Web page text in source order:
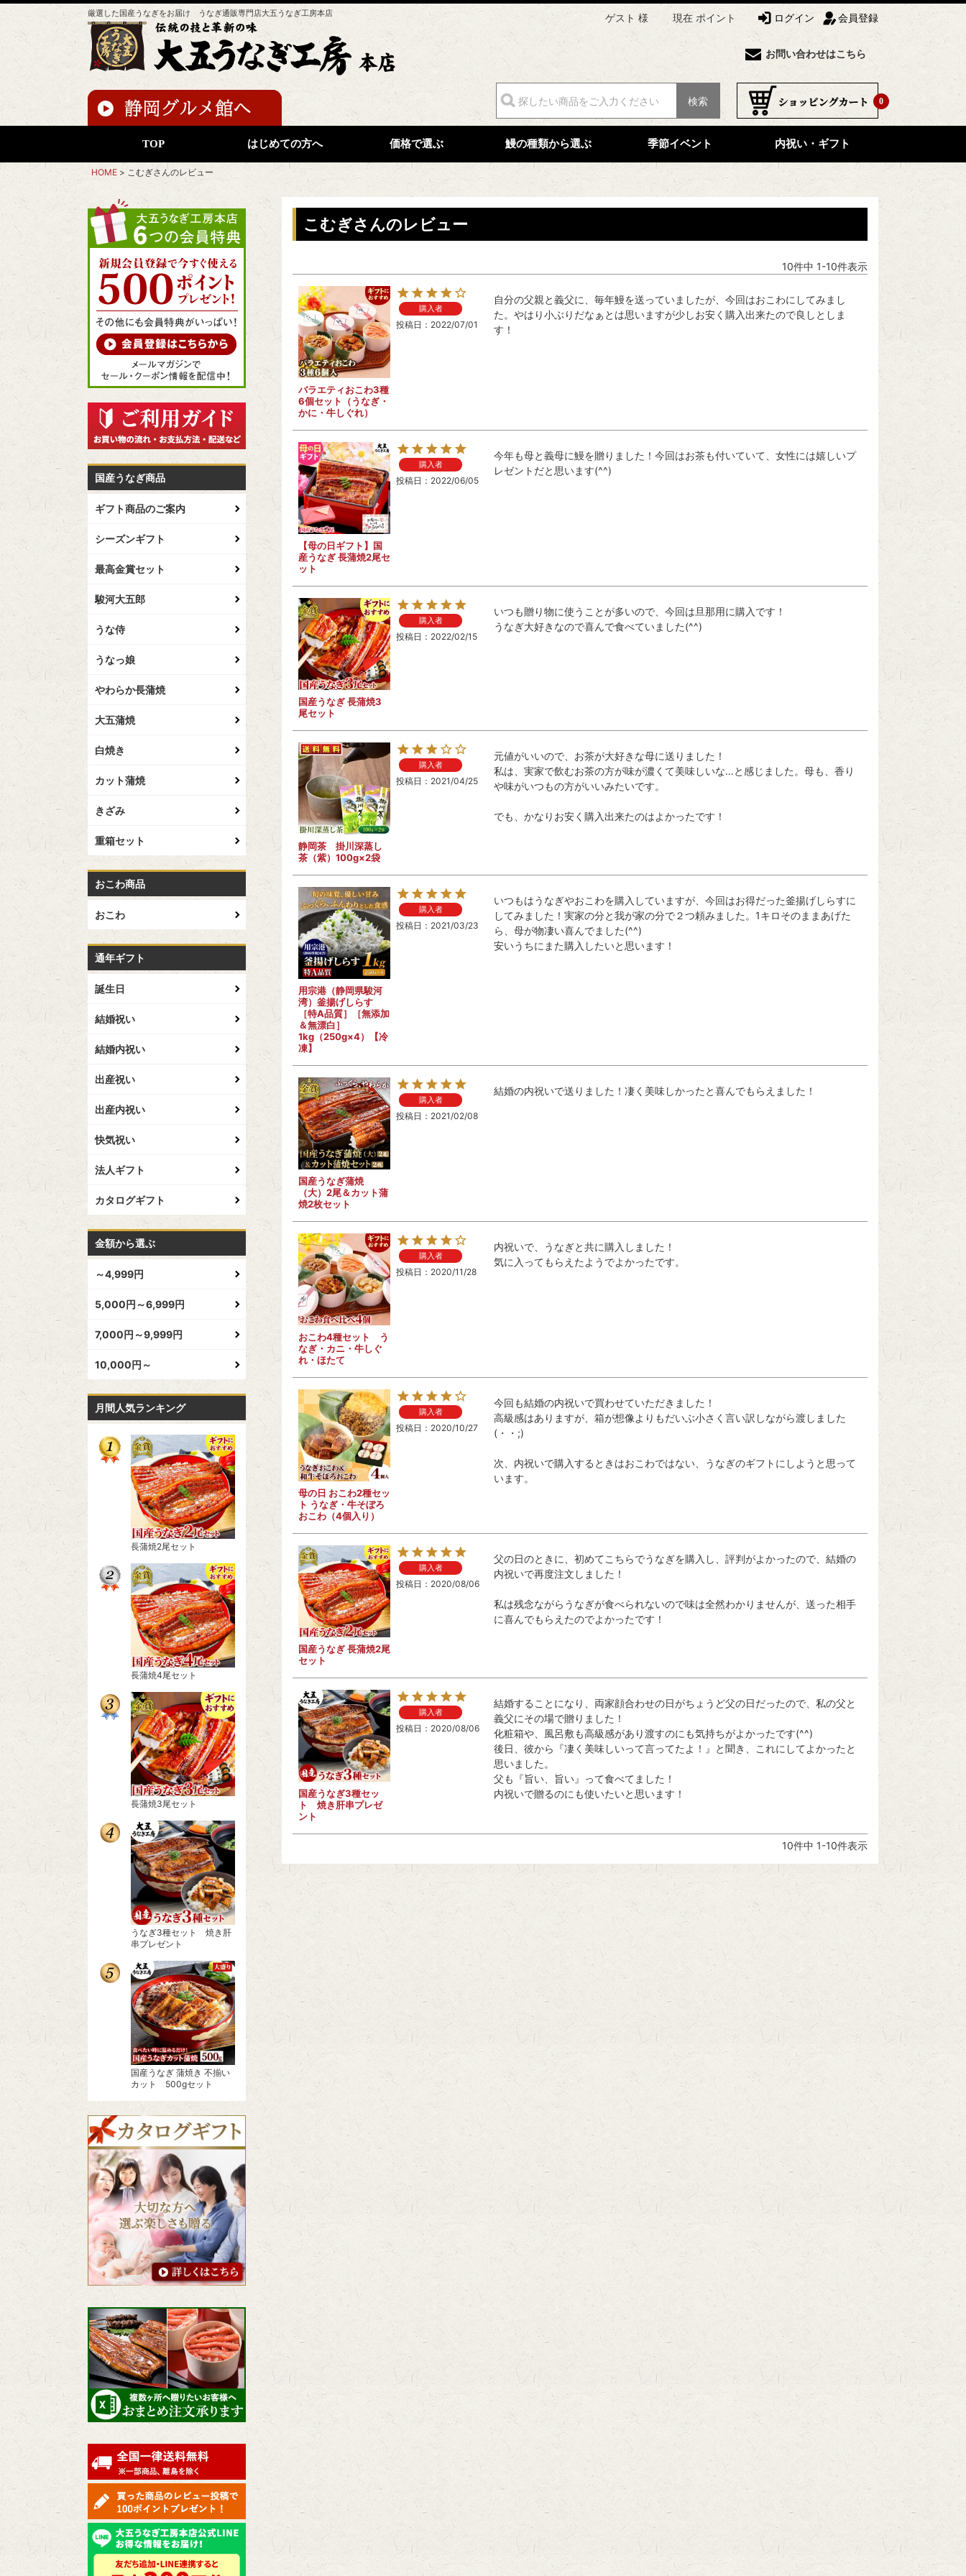
厳選した国産うなぎをお届け うなぎ通販専門店大五うなぎ工房本店 ゲスト 様 現在 ポイント ログイン 会員登録
お問い合わせはこちら
0
検索
TOP はじめての方へ 価格で選ぶ 鰻の種類から選ぶ 季節イベント 内祝い・ギフト
HOME こむぎさんのレビュー
国産うなぎ商品
ギフト商品のご案内
シーズンギフト
最高金賞セット
駿河大五郎
うな侍
うなっ娘
やわらか長蒲焼
大五蒲焼
白焼き
カット蒲焼
きざみ
重箱セット
おこわ商品
おこわ
通年ギフト
誕生日
結婚祝い
結婚内祝い
出産祝い
出産内祝い
快気祝い
法人ギフト
カタログギフト
金額から選ぶ
～4,999円
5,000円～6,999円
7,000円～9,999円
10,000円～
月間人気ランキング
長蒲焼2尾セット
長蒲焼4尾セット
長蒲焼3尾セット
うなぎ3種セット 焼き肝
串プレゼント
国産うなぎ 蒲焼き 不揃い
カット 500gセット
こむぎさんのレビュー
10件中 1-10件表示
バラエティおこわ3種
6個セット（うなぎ・
かに・牛しぐれ）
購入者
投稿日 2022/07/01
自分の父親と義父に、毎年鰻を送っていましたが、今回はおこわにしてみまし
た。やはり小ぶりだなぁとは思いますが少しお安く購入出来たので良しとしま
す！
【母の日ギフト】国
産うなぎ 長蒲焼2尾セ
ット
購入者
投稿日 2022/06/05
今年も母と義母に鰻を贈りました！今回はお茶も付いていて、女性には嬉しいプ
レゼントだと思います(^^)
国産うなぎ 長蒲焼3
尾セット
購入者
投稿日 2022/02/15
いつも贈り物に使うことが多いので、今回は旦那用に購入です！
うなぎ大好きなので喜んで食べていました(^^)
静岡茶 掛川深蒸し
茶（紫）100g×2袋
購入者
投稿日 2021/04/25
元値がいいので、お茶が大好きな母に送りました！
私は、実家で飲むお茶の方が味が濃くて美味しいな…と感じました。母も、香り
や味がいつもの方がいいみたいです。
でも、かなりお安く購入出来たのはよかったです！
用宗港（静岡県駿河
湾）釜揚げしらす
［特A品質］［無添加
＆無漂白］
1kg（250g×4）【冷
凍】
購入者
投稿日 2021/03/23
いつもはうなぎやおこわを購入していますが、今回はお得だった釜揚げしらすに
してみました！実家の分と我が家の分で２つ頼みました。1キロそのままあげた
ら、母が物凄い喜んでました(^^)
安いうちにまた購入したいと思います！
国産うなぎ蒲焼
（大）2尾＆カット蒲
焼2枚セット
購入者
投稿日 2021/02/08
結婚の内祝いで送りました！凄く美味しかったと喜んでもらえました！
おこわ4種セット う
なぎ・カニ・牛しぐ
れ・ほたて
購入者
投稿日 2020/11/28
内祝いで、うなぎと共に購入しました！
気に入ってもらえたようでよかったです。
母の日 おこわ2種セッ
ト うなぎ・牛そぼろ
おこわ（4個入り）
購入者
投稿日 2020/10/27
今回も結婚の内祝いで買わせていただきました！
高級感はありますが、箱が想像よりもだいぶ小さく言い訳しながら渡しました
(・・;)
次、内祝いで購入するときはおこわではない、うなぎのギフトにしようと思って
います。
国産うなぎ 長蒲焼2尾
セット
購入者
投稿日 2020/08/06
父の日のときに、初めてこちらでうなぎを購入し、評判がよかったので、結婚の
内祝いで再度注文しました！
私は残念ながらうなぎが食べられないので味は全然わかりませんが、送った相手
に喜んでもらえたのでよかったです！
国産うなぎ3種セッ
ト 焼き肝串プレゼ
ント
購入者
投稿日 2020/08/06
結婚することになり、両家顔合わせの日がちょうど父の日だったので、私の父と
義父にその場で贈りました！
化粧箱や、風呂敷も高級感があり渡すのにも気持ちがよかったです(^^)
後日、彼から『凄く美味しいって言ってたよ！』と聞き、これにしてよかったと
思いました。
父も『旨い、旨い』って食べてました！
内祝いで贈るのにも使いたいと思います！
10件中 1-10件表示